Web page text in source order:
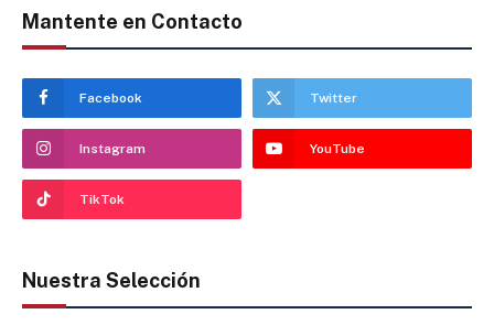
Mantente en Contacto
Facebook Twitter
Instagram YouTube
TikTok
Nuestra Selección